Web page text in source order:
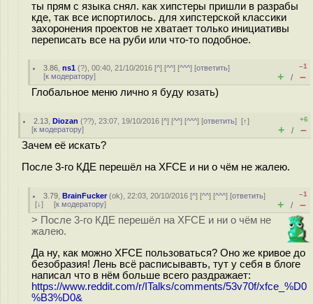
ты прям с языка снял. как хипстеры пришли в разрабы
кде, так все испортилось. для хипстерской классики
захоронения проектов не хватает только инициативы
переписать все на руби или что-то подобное.
3.86 ,ns1 (?), 00:40, 21/10/2016 [^] [^^] [^^^] [ответить]
[к модератору]
–1
+ / –
Глобальное меню лично я буду юзать)
2.13 ,Diozan (??), 23:07, 19/10/2016 [^] [^^] [^^^] [ответить][↑]
[к модератору]
+6
+ / –
Зачем её искать?
После 3-го КДЕ перешёл на XFCE и ни о чём не жалею.
3.79 ,BrainFucker(ok), 22:03, 20/10/2016 [^] [^^] [^^^] [ответить]
[↓] [к модератору]
–1
+ / –
> После 3-го КДЕ перешёл на XFCE и ни о чём не
жалею.
Да ну, как можно XFCE пользоваться? Оно же кривое до
безобразия! Лень всё расписывавть, тут у себя в блоге
написал что в нём больше всего раздражает:
https://www.reddit.com/r/ITalks/comments/53v70f/xfce_%D0
%B3%D0&